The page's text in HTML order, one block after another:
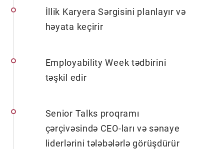
İllik Karyera Sərgisini planlayır və
həyata keçirir
Employability Week tədbirini
təşkil edir
Senior Talks proqramı
çərçivəsində CEO-ları və sənaye
liderlərini tələbələrlə görüşdürür